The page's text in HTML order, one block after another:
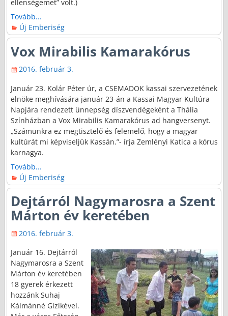
ellenségemet” volt.)
Tovább...
Új Emberiség
Vox Mirabilis Kamarakórus
2016. február 3.
Január 23. Kolár Péter úr, a CSEMADOK kassai szervezetének
elnöke meghívására január 23-án a Kassai Magyar Kultúra
Napjára rendezett ünnepség díszvendégeként a Thália
Színházban a Vox Mirabilis Kamarakórus ad hangversenyt.
„Számunkra ez megtisztelő és felemelő, hogy a magyar
kultúrát mi képviseljük Kassán.”- írja Zemlényi Katica a kórus
karnagya.
Tovább...
Új Emberiség
Dejtárról Nagymarosra a Szent
Márton év keretében
2016. február 3.
Január 16. Dejtárról
Nagymarosra a Szent
Márton év keretében
18 gyerek érkezett
hozzánk Suhaj
Kálmánné Gizikével.